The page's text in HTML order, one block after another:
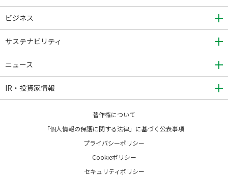
ビジネス
サステナビリティ
ニュース
IR・投資家情報
著作権について
「個人情報の保護に関する法律」に基づく公表事項
プライバシーポリシー
Cookieポリシー
セキュリティポリシー